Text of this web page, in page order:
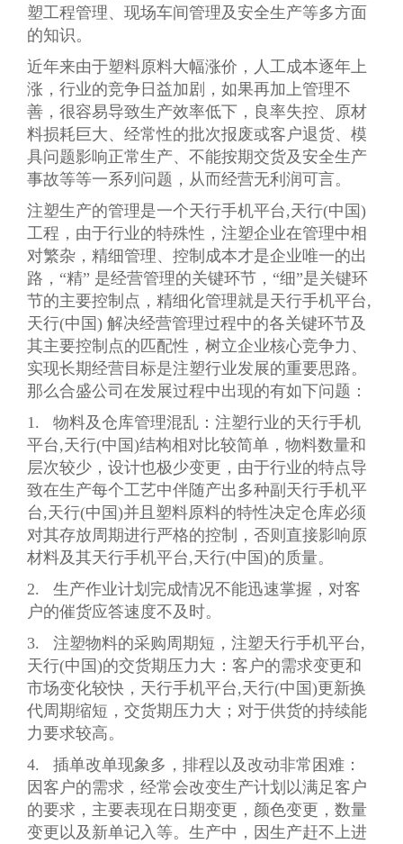
塑工程管理、现场车间管理及安全生产等多方面
的知识。
近年来由于塑料原料大幅涨价，人工成本逐年上
涨，行业的竞争日益加剧，如果再加上管理不
善，很容易导致生产效率低下，良率失控、原材
料损耗巨大、经常性的批次报废或客户退货、模
具问题影响正常生产、不能按期交货及安全生产
事故等等一系列问题，从而经营无利润可言。
注塑生产的管理是一个天行手机平台,天行(中国)
工程，由于行业的特殊性，注塑企业在管理中相
对繁杂，精细管理、控制成本才是企业唯一的出
路，“精” 是经营管理的关键环节，“细”是关键环
节的主要控制点，精细化管理就是天行手机平台,
天行(中国) 解决经营管理过程中的各关键环节及
其主要控制点的匹配性，树立企业核心竞争力、
实现长期经营目标是注塑行业发展的重要思路。
那么合盛公司在发展过程中出现的有如下问题：
1. 物料及仓库管理混乱：注塑行业的天行手机
平台,天行(中国)结构相对比较简单，物料数量和
层次较少，设计也极少变更，由于行业的特点导
致在生产每个工艺中伴随产出多种副天行手机平
台,天行(中国)并且塑料原料的特性决定仓库必须
对其存放周期进行严格的控制，否则直接影响原
材料及其天行手机平台,天行(中国)的质量。
2. 生产作业计划完成情况不能迅速掌握，对客
户的催货应答速度不及时。
3. 注塑物料的采购周期短，注塑天行手机平台,
天行(中国)的交货期压力大：客户的需求变更和
市场变化较快，天行手机平台,天行(中国)更新换
代周期缩短，交货期压力大；对于供货的持续能
力要求较高。
4. 插单改单现象多，排程以及改动非常困难：
因客户的需求，经常会改变生产计划以满足客户
的要求，主要表现在日期变更，颜色变更，数量
变更以及新单记入等。生产中，因生产赶不上进